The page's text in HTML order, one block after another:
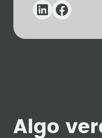
Algo